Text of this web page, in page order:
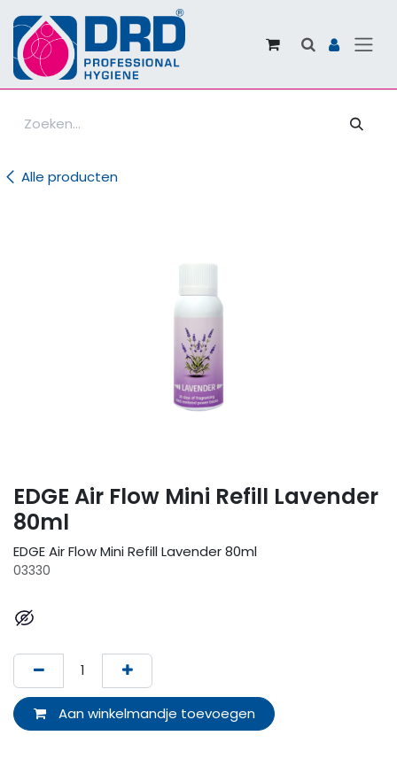
Alle producten
EDGE Air Flow Mini Refill Lavender
80ml
EDGE Air Flow Mini Refill Lavender 80ml
03330
Aan winkelmandje toevoegen